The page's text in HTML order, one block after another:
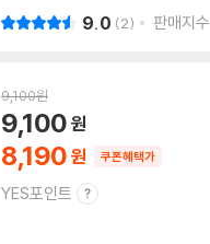
9.0 2 판매지수
9,100원
8,190
9,100
쿠폰혜택가
YES포인트